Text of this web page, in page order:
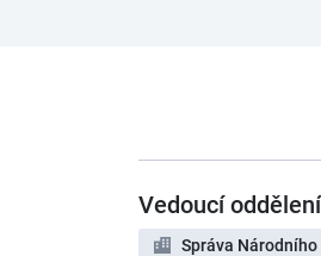
Vedoucí
Správa